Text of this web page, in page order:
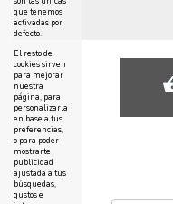
que tenemos
activadas por
defecto.
El resto de
cookies sirven
para mejorar
nuestra
página, para
personalizarla
en base a tus
preferencias,
o para poder
mostrarte
publicidad
ajustada a tus
búsquedas,
gustos e